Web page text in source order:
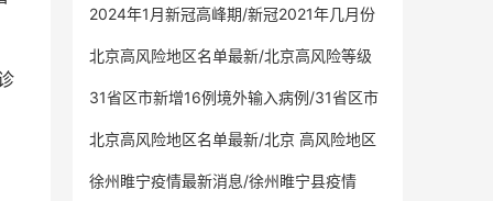
2024年1月新冠高峰期/新冠2021年几月份
北京高风险地区名单最新/北京高风险等级
31省区市新增16例境外输入病例/31省区市
北京高风险地区名单最新/北京 高风险地区
徐州睢宁疫情最新消息/徐州睢宁县疫情